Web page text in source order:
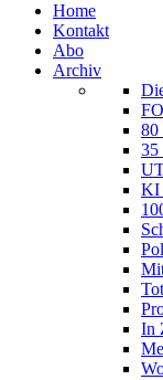
Home
Kontakt
Abo
Archiv
80
35
KI
In